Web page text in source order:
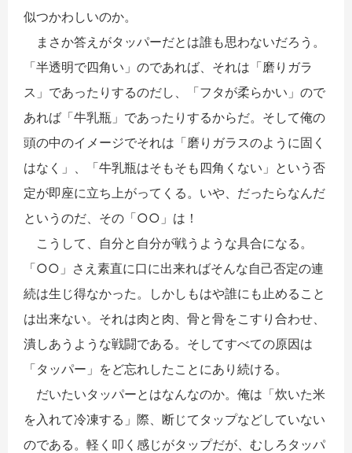
似つかわしいのか。
まさか答えがタッパーだとは誰も思わないだろう。
「半透明で四角い」のであれば、それは「磨りガラ
ス」であったりするのだし、「フタが柔らかい」ので
あれば「牛乳瓶」であったりするからだ。そして俺の
頭の中のイメージでそれは「磨りガラスのように固く
はなく」、「牛乳瓶はそもそも四角くない」という否
定が即座に立ち上がってくる。いや、だったらなんだ
というのだ、その「○○」は！
こうして、自分と自分が戦うような具合になる。
「○○」さえ素直に口に出来ればそんな自己否定の連
続は生じ得なかった。しかしもはや誰にも止めること
は出来ない。それは肉と肉、骨と骨をこすり合わせ、
潰しあうような戦闘である。そしてすべての原因は
「タッパー」をど忘れしたことにあり続ける。
だいたいタッパーとはなんなのか。俺は「炊いた米
を入れて冷凍する」際、断じてタップなどしていない
のである。軽く叩く感じがタップだが、むしろタッパ